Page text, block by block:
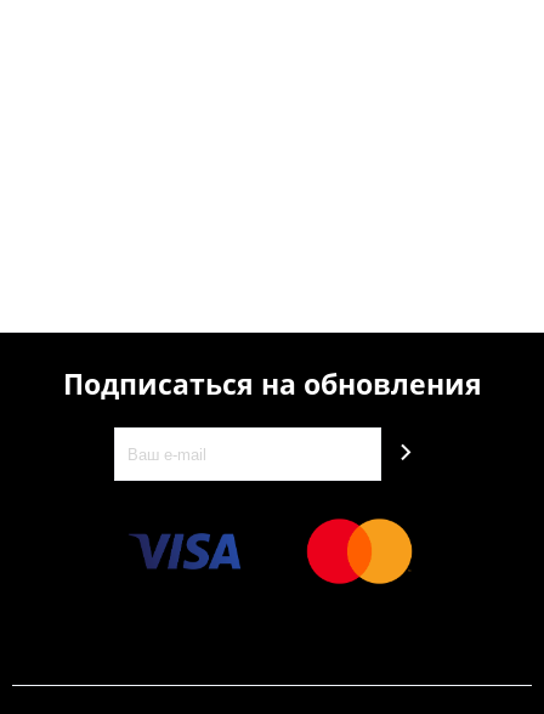
Подписаться на обновления